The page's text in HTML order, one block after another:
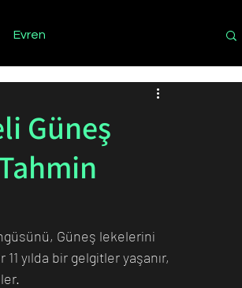
Evren
Kısa Kısa Bilim
Güneş
Güneş lekelerini
yılda bir gelgitler yaşanır,